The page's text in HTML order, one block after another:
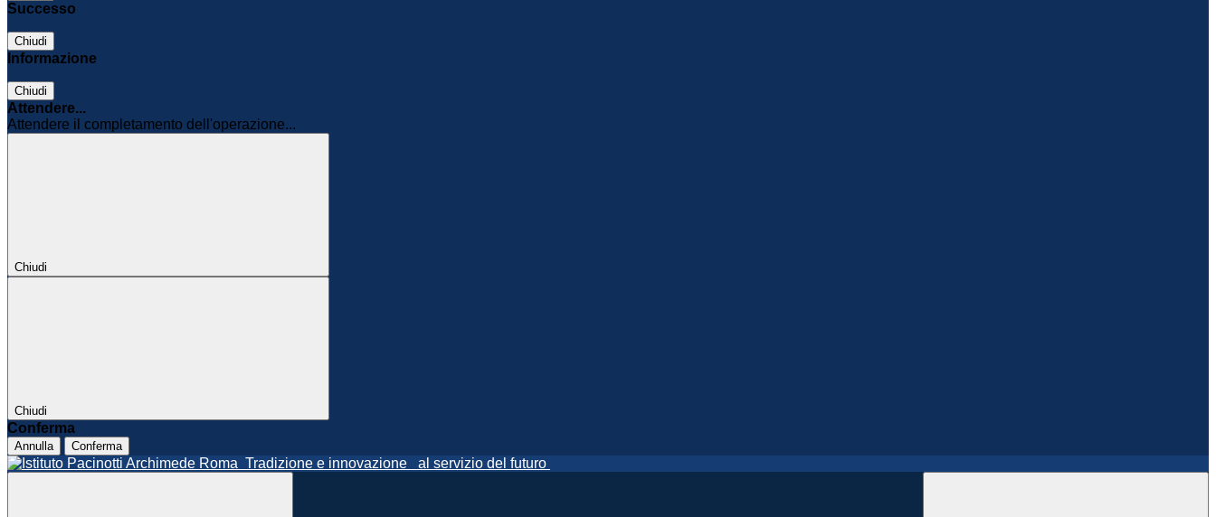
Successo
Chiudi
Informazione
Chiudi
Attendere...
Attendere il completamento dell'operazione...
Chiudi
Chiudi
Conferma
Annulla Conferma
Roma Tradizione e innovazione al servizio del futuro